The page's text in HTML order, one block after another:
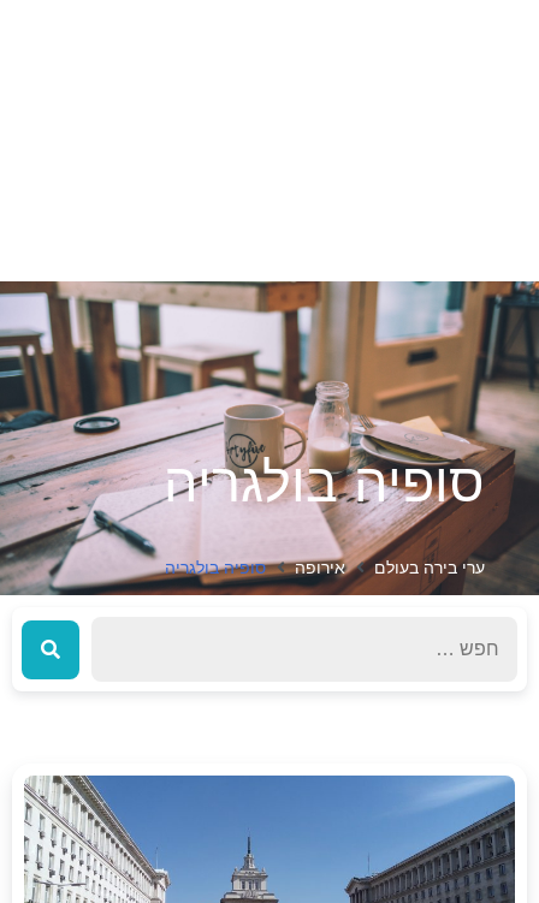
סופיה בולגריה
ערי בירה בעולם אירופה סופיה בולגריה